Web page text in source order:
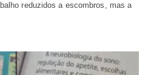
reduzidos a escombros, mas a